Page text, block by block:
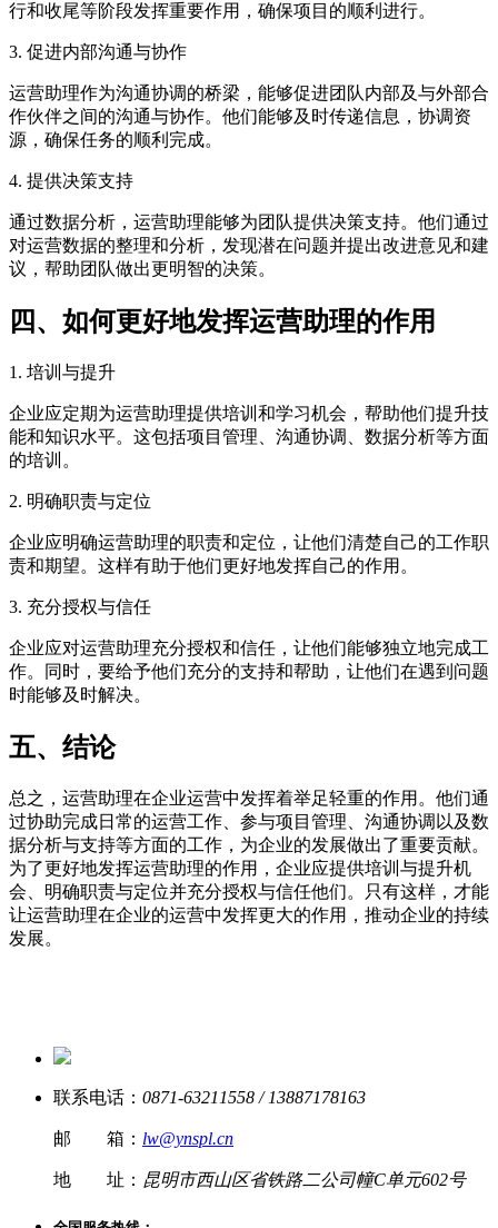
行和收尾等阶段发挥重要作用，确保项目的顺利进行。
3. 促进内部沟通与协作
运营助理作为沟通协调的桥梁，能够促进团队内部及与外部合
作伙伴之间的沟通与协作。他们能够及时传递信息，协调资
源，确保任务的顺利完成。
4. 提供决策支持
通过数据分析，运营助理能够为团队提供决策支持。他们通过
对运营数据的整理和分析，发现潜在问题并提出改进意见和建
议，帮助团队做出更明智的决策。
四、如何更好地发挥运营助理的作用
1. 培训与提升
企业应定期为运营助理提供培训和学习机会，帮助他们提升技
能和知识水平。这包括项目管理、沟通协调、数据分析等方面
的培训。
2. 明确职责与定位
企业应明确运营助理的职责和定位，让他们清楚自己的工作职
责和期望。这样有助于他们更好地发挥自己的作用。
3. 充分授权与信任
企业应对运营助理充分授权和信任，让他们能够独立地完成工
作。同时，要给予他们充分的支持和帮助，让他们在遇到问题
时能够及时解决。
五、结论
总之，运营助理在企业运营中发挥着举足轻重的作用。他们通
过协助完成日常的运营工作、参与项目管理、沟通协调以及数
据分析与支持等方面的工作，为企业的发展做出了重要贡献。
为了更好地发挥运营助理的作用，企业应提供培训与提升机
会、明确职责与定位并充分授权与信任他们。只有这样，才能
让运营助理在企业的运营中发挥更大的作用，推动企业的持续
发展。
联系电话： 0871-63211558 / 13887178163
邮 箱： lw@ynspl.cn
地 址： 昆明市西山区省铁路二公司幢C单元602号